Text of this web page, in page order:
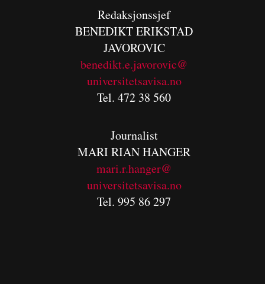
Redaksjonssjef
BENEDIKTERIKSTAD
JAVOROVIC
benedikt.e.javorovic@
universitetsavisa.no
Tel. 472 38 560
Journalist
MARI RIAN HANGER
mari.r.hanger@
universitetsavisa.no
Tel. 995 86 297